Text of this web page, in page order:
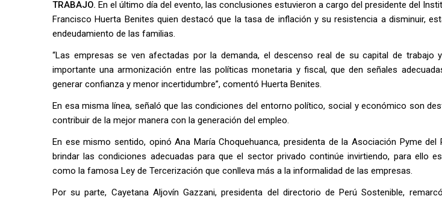
TRABAJO. En el último día del evento, las conclusiones estuvieron a cargo del presidente del
Francisco Huerta Benites quien destacó que la tasa de inflación y su resistencia a disminuir,
endeudamiento de las familias.
“Las empresas se ven afectadas por la demanda, el descenso real de su capital de trabajo
importante una armonización entre las políticas monetaria y fiscal, que den señales
generar confianza y menor incertidumbre”, comentó Huerta Benites.
En esa misma línea, señaló que las condiciones del entorno político, social y económico son
contribuir de la mejor manera con la generación del empleo.
En ese mismo sentido, opinó Ana María Choquehuanca, presidenta de la Asociación Pyme del
brindar las condiciones adecuadas para que el sector privado continúe invirtiendo, para ello
como la famosa Ley de Tercerización que conlleva más a la informalidad de las empresas.
Por su parte, Cayetana Aljovín Gazzani, presidenta del directorio de Perú Sostenible,